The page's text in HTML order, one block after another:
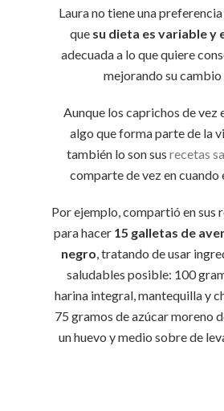
Laura no tiene una
que su dieta es variable y
adecuada a lo que quiere
mejorando su
Aunque los caprichos de vez
algo que forma parte de la
también lo son sus recetas
comparte de vez en cuando
Por ejemplo, compartió en sus
para hacer 15 galletas de
negro, tratando de usar
saludables posible: 100
harina integral, mantequilla y
75 gramos de azúcar moreno
un huevo y medio sobre de